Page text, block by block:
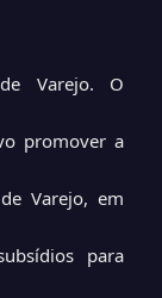
Varejo. O
promover a
Varejo, em
para